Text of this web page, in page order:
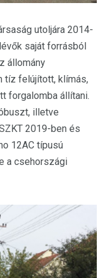
utoljára 2014-
saját forrásból
állomány
tíz felújított, klímás,
forgalomba állítani.
illetve
2019-ben és
12AC típusú
a csehországi